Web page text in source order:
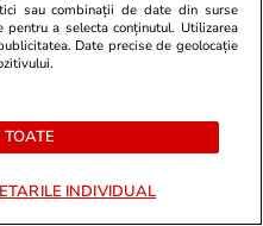
26 iul.
25 de ani în
faină aici decât
sau combinații de date din surse
a selecta conținutul. Utilizarea
Date precise de geolocație
INDIVIDUAL